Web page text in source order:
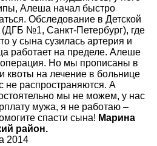
Алеша начал быстро
Обследование в Детской
№1, Санкт-Петербург), где
у сына сузилась артерия и
работает на пределе. Алеше
Но мы прописаны в
квоты на лечение в больнице
не распространяются. А
мы не можем, у нас
мужа, я не работаю –
спасти сына! Марина
район.
2014